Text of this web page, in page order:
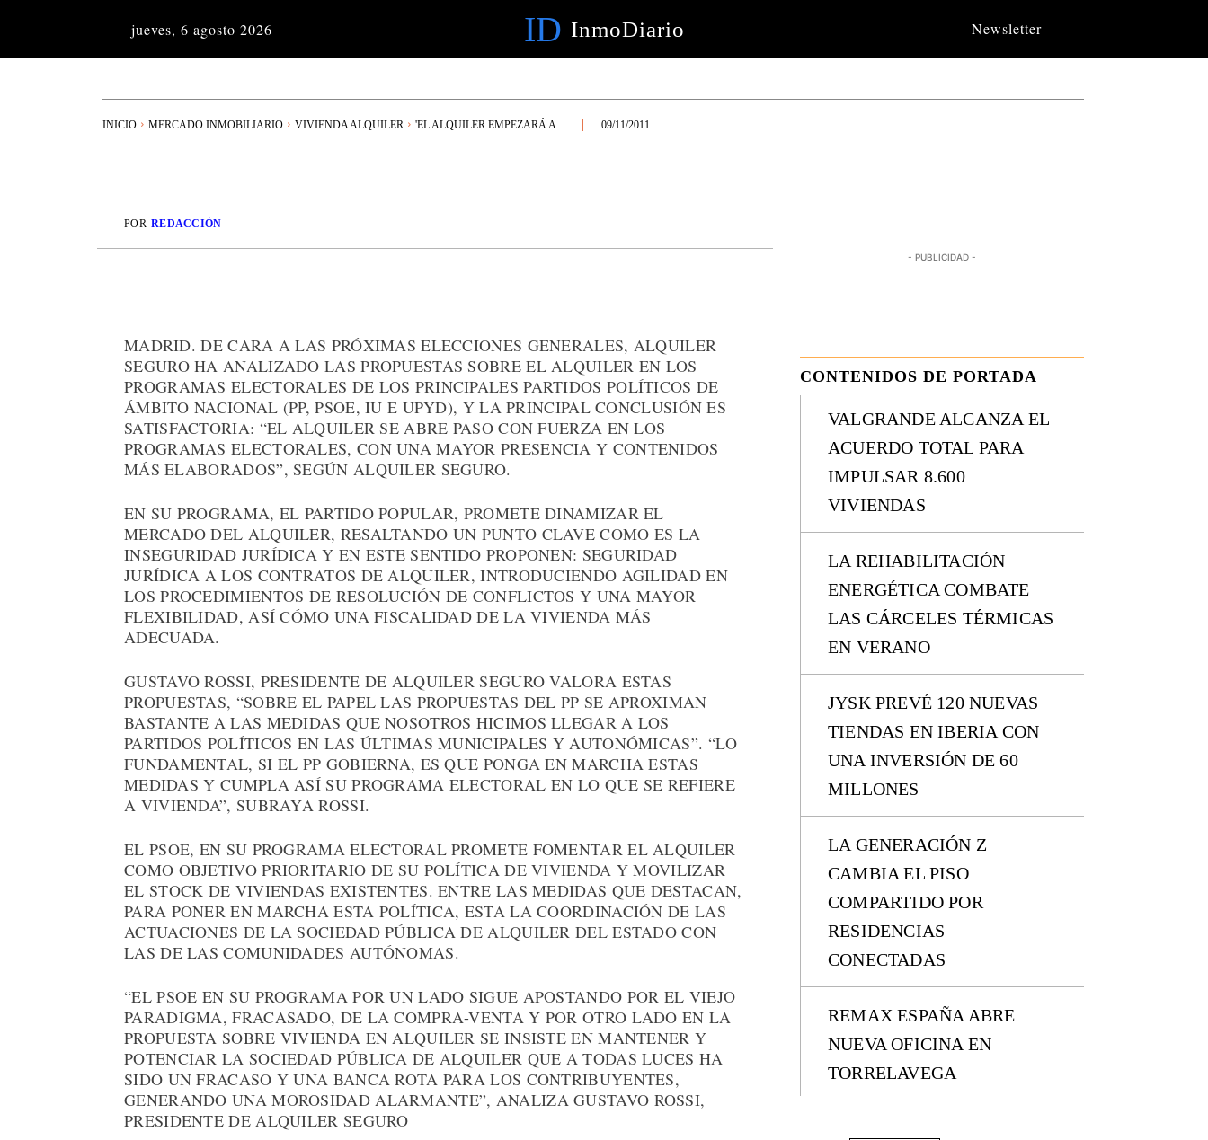
jueves, 6 agosto 2026 ID InmoDiario Newsletter
INICIO MERCADO INMOBILIARIO VIVIENDA ALQUILER 'EL ALQUILER EMPEZARÁ A... 09/11/2011
POR REDACCIÓN
MADRID. DE CARA A LAS PRÓXIMAS ELECCIONES GENERALES, ALQUILER
SEGURO HA ANALIZADO LAS PROPUESTAS SOBRE EL ALQUILER EN LOS
PROGRAMAS ELECTORALES DE LOS PRINCIPALES PARTIDOS POLÍTICOS DE
ÁMBITO NACIONAL (PP, PSOE, IU E UPYD), Y LA PRINCIPAL CONCLUSIÓN ES
SATISFACTORIA: “EL ALQUILER SE ABRE PASO CON FUERZA EN LOS
PROGRAMAS ELECTORALES, CON UNA MAYOR PRESENCIA Y CONTENIDOS
MÁS ELABORADOS”, SEGÚN ALQUILER SEGURO.
EN SU PROGRAMA, EL PARTIDO POPULAR, PROMETE DINAMIZAR EL
MERCADO DEL ALQUILER, RESALTANDO UN PUNTO CLAVE COMO ES LA
INSEGURIDAD JURÍDICA Y EN ESTE SENTIDO PROPONEN: SEGURIDAD
JURÍDICA A LOS CONTRATOS DE ALQUILER, INTRODUCIENDO AGILIDAD EN
LOS PROCEDIMIENTOS DE RESOLUCIÓN DE CONFLICTOS Y UNA MAYOR
FLEXIBILIDAD, ASÍ CÓMO UNA FISCALIDAD DE LA VIVIENDA MÁS
ADECUADA.
GUSTAVO ROSSI, PRESIDENTE DE ALQUILER SEGURO VALORA ESTAS
PROPUESTAS, “SOBRE EL PAPEL LAS PROPUESTAS DEL PP SE APROXIMAN
BASTANTE A LAS MEDIDAS QUE NOSOTROS HICIMOS LLEGAR A LOS
PARTIDOS POLÍTICOS EN LAS ÚLTIMAS MUNICIPALES Y AUTONÓMICAS”. “LO
FUNDAMENTAL, SI EL PP GOBIERNA, ES QUE PONGA EN MARCHA ESTAS
MEDIDAS Y CUMPLA ASÍ SU PROGRAMA ELECTORAL EN LO QUE SE REFIERE
A VIVIENDA”, SUBRAYA ROSSI.
EL PSOE, EN SU PROGRAMA ELECTORAL PROMETE FOMENTAR EL ALQUILER
COMO OBJETIVO PRIORITARIO DE SU POLÍTICA DE VIVIENDA Y MOVILIZAR
EL STOCK DE VIVIENDAS EXISTENTES. ENTRE LAS MEDIDAS QUE DESTACAN,
PARA PONER EN MARCHA ESTA POLÍTICA, ESTA LA COORDINACIÓN DE LAS
ACTUACIONES DE LA SOCIEDAD PÚBLICA DE ALQUILER DEL ESTADO CON
LAS DE LAS COMUNIDADES AUTÓNOMAS.
“EL PSOE EN SU PROGRAMA POR UN LADO SIGUE APOSTANDO POR EL VIEJO
PARADIGMA, FRACASADO, DE LA COMPRA-VENTA Y POR OTRO LADO EN LA
PROPUESTA SOBRE VIVIENDA EN ALQUILER SE INSISTE EN MANTENER Y
POTENCIAR LA SOCIEDAD PÚBLICA DE ALQUILER QUE A TODAS LUCES HA
SIDO UN FRACASO Y UNA BANCA ROTA PARA LOS CONTRIBUYENTES,
GENERANDO UNA MOROSIDAD ALARMANTE”, ANALIZA GUSTAVO ROSSI,
PRESIDENTE DE ALQUILER SEGURO
- PUBLICIDAD -
CONTENIDOS DE PORTADA
VALGRANDE ALCANZA EL
ACUERDO TOTAL PARA
IMPULSAR 8.600
VIVIENDAS
LA REHABILITACIÓN
ENERGÉTICA COMBATE
LAS CÁRCELES TÉRMICAS
EN VERANO
JYSK PREVÉ 120 NUEVAS
TIENDAS EN IBERIA CON
UNA INVERSIÓN DE 60
MILLONES
LA GENERACIÓN Z
CAMBIA EL PISO
COMPARTIDO POR
RESIDENCIAS
CONECTADAS
REMAX ESPAÑA ABRE
NUEVA OFICINA EN
TORRELAVEGA